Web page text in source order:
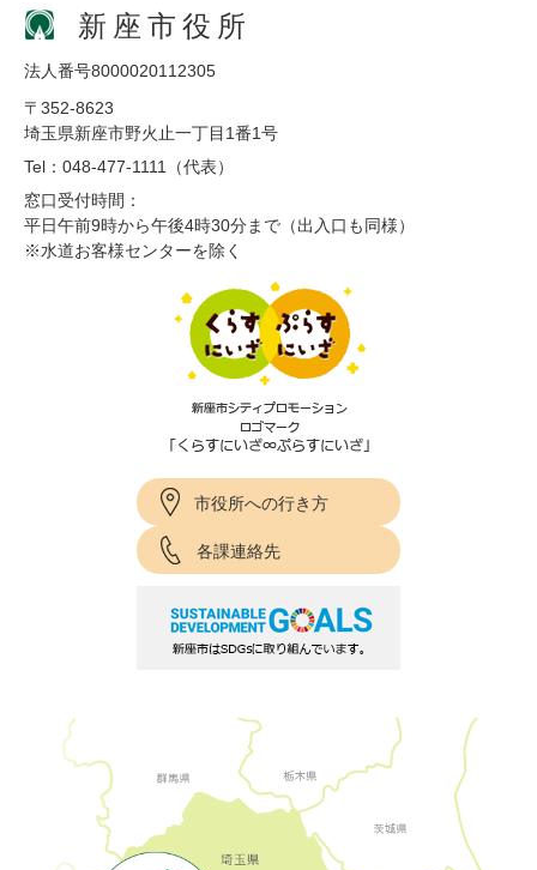
新座市役所
法人番号8000020112305
〒352-8623
埼玉県新座市野火止一丁目1番1号
Tel：048-477-1111（代表）
窓口受付時間：
平日午前9時から午後4時30分まで（出入口も同様）
※水道お客様センターを除く
市役所への行き方
各課連絡先